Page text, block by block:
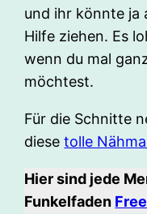
und ihr könnte ja
Hilfe ziehen. Es
wenn du mal
möchtest.
Für die Schnitte
diesetolle
Hier sind jede
Funkelfaden